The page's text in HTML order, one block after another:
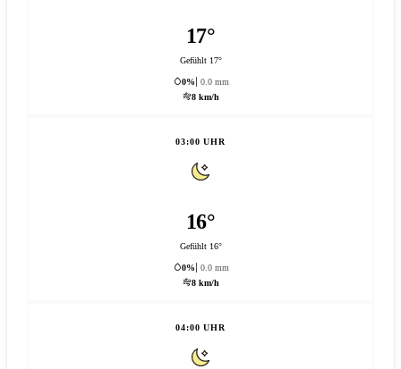
17°
Gefühlt 17°
0%
0.0 mm
8 km/h
03:00 UHR
16°
Gefühlt 16°
0%
0.0 mm
8 km/h
04:00 UHR